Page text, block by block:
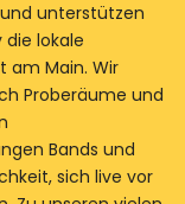
unterstützen
lokale
am Main. Wir
Proberäume und
Bands und
sich live vor